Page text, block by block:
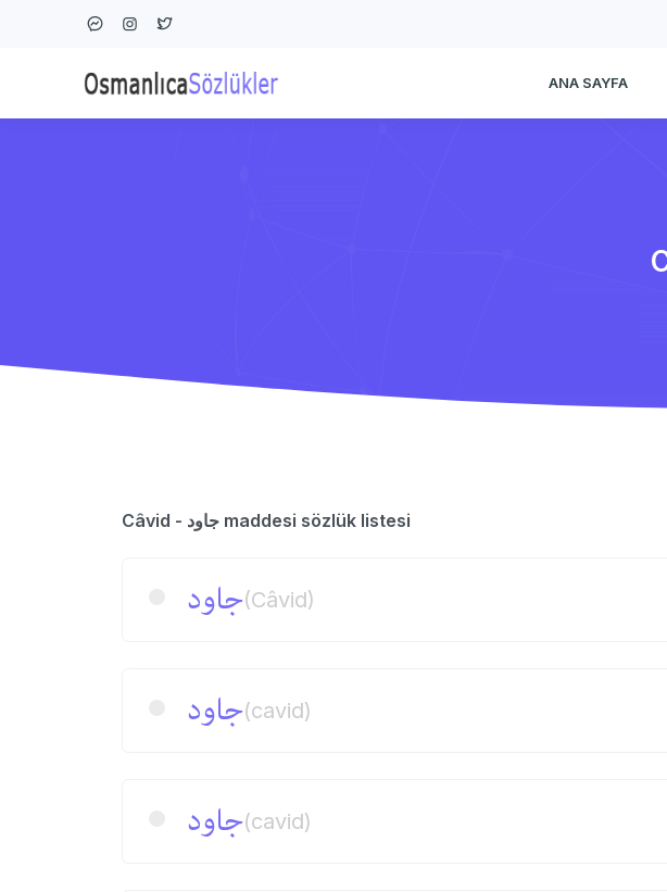
ANA SAYFA
Câvid - جاود maddesi sözlük listesi
جاود(Câvid)
جاود(cavid)
جاود(cavid)